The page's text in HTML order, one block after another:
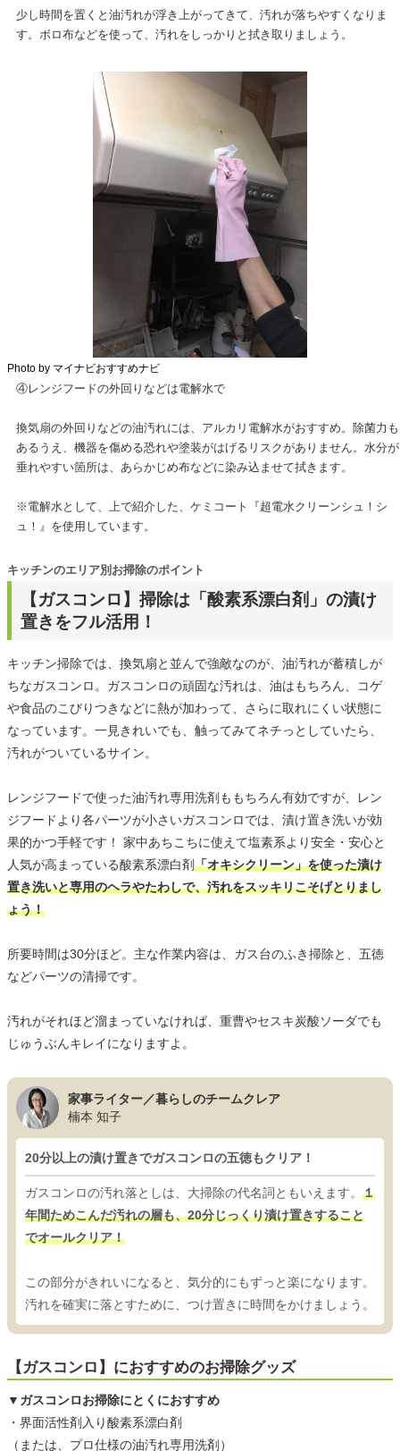
少し時間を置くと油汚れが浮き上がってきて、汚れが落ちやすくなりま
す。ボロ布などを使って、汚れをしっかりと拭き取りましょう。
Photo by マイナビおすすめナビ
④レンジフードの外回りなどは電解水で
換気扇の外回りなどの油汚れには、アルカリ電解水がおすすめ。除菌力も
あるうえ、機器を傷める恐れや塗装がはげるリスクがありません。水分が
垂れやすい箇所は、あらかじめ布などに染み込ませて拭きます。
※電解水として、上で紹介した、ケミコート『超電水クリーンシュ！シ
ュ！』を使用しています。
【ガスコンロ】掃除は「酸素系漂白剤」の漬け
置きをフル活用！
キッチンのエリア別お掃除のポイント
キッチン掃除では、換気扇と並んで強敵なのが、油汚れが蓄積しが
ちなガスコンロ。ガスコンロの頑固な汚れは、油はもちろん、コゲ
や食品のこびりつきなどに熱が加わって、さらに取れにくい状態に
なっています。一見きれいでも、触ってみてネチっとしていたら、
汚れがついているサイン。
レンジフードで使った油汚れ専用洗剤ももちろん有効ですが、レン
ジフードより各パーツが小さいガスコンロでは、漬け置き洗いが効
果的かつ手軽です！ 家中あちこちに使えて塩素系より安全・安心と
人気が高まっている酸素系漂白剤「オキシクリーン」を使った漬け
置き洗いと専用のヘラやたわしで、汚れをスッキリこそげとりまし
ょう！
所要時間は30分ほど。主な作業内容は、ガス台のふき掃除と、五徳
などパーツの清掃です。
汚れがそれほど溜まっていなければ、重曹やセスキ炭酸ソーダでも
じゅうぶんキレイになりますよ。
家事ライター／暮らしのチームクレア
楠本 知子
20分以上の漬け置きでガスコンロの五徳もクリア！
ガスコンロの汚れ落としは、大掃除の代名詞ともいえます。 １
年間ためこんだ汚れの層も、20分じっくり漬け置きすること
でオールクリア！
この部分がきれいになると、気分的にもずっと楽になります。
汚れを確実に落とすために、つけ置きに時間をかけましょう。
【ガスコンロ】におすすめのお掃除グッズ
▼ガスコンロお掃除にとくにおすすめ
・界面活性剤入り酸素系漂白剤
（または、プロ仕様の油汚れ専用洗剤）